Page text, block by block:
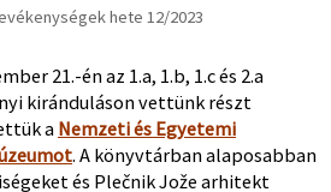
hete 12/2023
21.-én az 1.a, 1.b, 1.c és 2.a
kiránduláson vettünk részt
a Nemzeti és Egyetemi
. A könyvtárban alaposabban
és Plečnik Jože arhitekt